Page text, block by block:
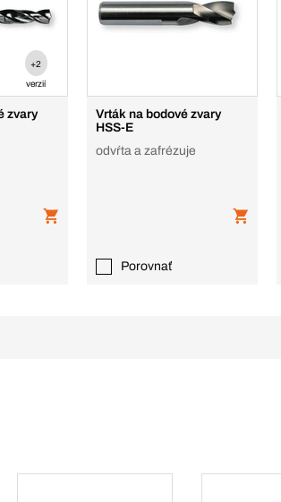
+2
verzií
zvary
Vrták na bodové zvary
HSS-E
odvŕta a zafrézuje
Porovnať